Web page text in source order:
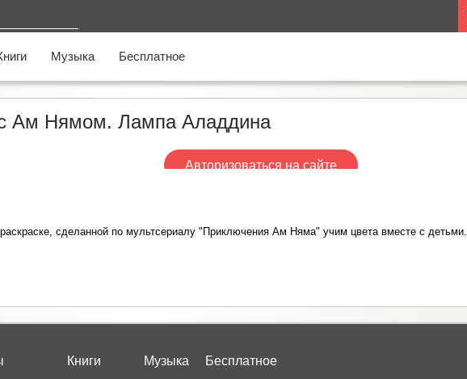
Музыка Бесплатное
c Ам Нямом. Лампа Аладдина
Авторизоваться на сайте
сделанной по мультсериалу "Приключения Ам Няма" учим цвета вместе с детьми.
Книги Музыка Бесплатное